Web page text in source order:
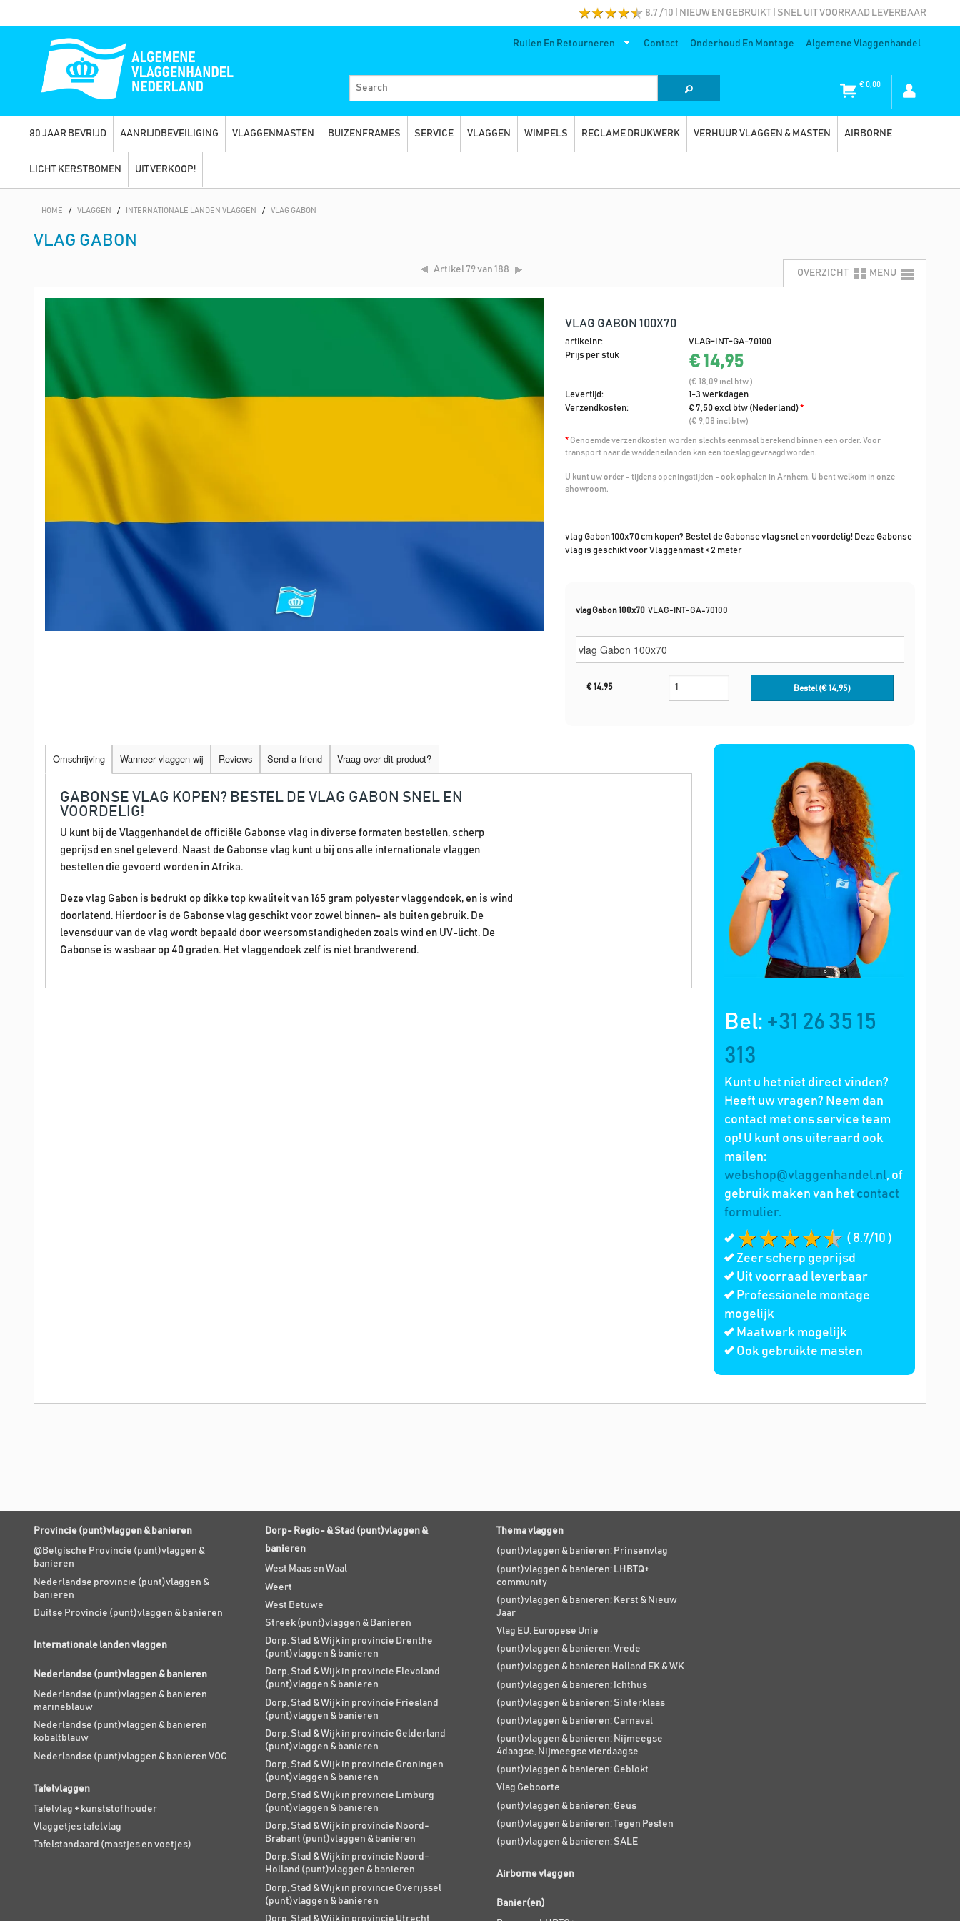
8.7 / 10 | NIEUW EN GEBRUIKT | SNEL UIT VOORRAAD LEVERBAAR
Ruilen En Retourneren Contact Onderhoud En Montage Algemene Vlaggenhandel
€0,00
80 JAAR BEVRIJD AANRIJDBEVEILIGING VLAGGENMASTEN BUIZENFRAMES SERVICE VLAGGEN WIMPELS RECLAME DRUKWERK VERHUUR VLAGGEN & MASTEN AIRBORNE
LICHT KERSTBOMEN UITVERKOOP!
HOME / VLAGGEN / INTERNATIONALE LANDEN VLAGGEN / VLAG GABON
VLAG GABON
Artikel79 van 188 OVERZICHT MENU
VLAG GABON 100X70
artikelnr:
VLAG-INT-GA-70100
Prijs per stuk
€ 14,95
(€ 18,09 incl btw )
Levertijd:
1-3 werkdagen
Verzendkosten:
€ 7,50 excl btw (Nederland)*
(€ 9,08 incl btw)
* Genoemde verzendkosten worden slechts eenmaal berekend binnen een order. Voor
transport naar de waddeneilanden kan een toeslag gevraagd worden.
U kunt uw order - tijdens openingstijden - ook ophalen in Arnhem. U bent welkom in onze
showroom.
vlag Gabon 100x70 cm kopen? Bestel de Gabonse vlag snel en voordelig! Deze Gabonse
vlag is geschikt voor Vlaggenmast < 2 meter
vlag Gabon 100x70 VLAG-INT-GA-70100
€14,95 Bestel (€14,95)
Bel: +31 26 35 15
313
Kunt u het niet direct vinden?
Heeft uw vragen? Neem dan
contact met ons service team
op! U kunt ons uiteraard ook
mailen:
webshop@vlaggenhandel.nl, of
gebruik maken van het contact
formulier.
( 8.7/10 )
Zeer scherp geprijsd
Uit voorraad leverbaar
Professionele montage
mogelijk
Maatwerk mogelijk
Ook gebruikte masten
Omschrijving Wanneer vlaggen wij Reviews Send a friend Vraag over dit product?
GABONSE VLAG KOPEN? BESTEL DE VLAG GABON SNEL EN
VOORDELIG!
U kunt bij de Vlaggenhandel de officiële Gabonse vlag in diverse formaten bestellen, scherp
geprijsd en snel geleverd. Naast de Gabonse vlag kunt u bij ons alle internationale vlaggen
bestellen die gevoerd worden in Afrika.
Deze vlag Gabon is bedrukt op dikke top kwaliteit van 165 gram polyester vlaggendoek, en is wind
doorlatend. Hierdoor is de Gabonse vlag geschikt voor zowel binnen- als buiten gebruik. De
levensduur van de vlag wordt bepaald door weersomstandigheden zoals wind en UV-licht. De
Gabonse is wasbaar op 40 graden. Het vlaggendoek zelf is niet brandwerend.
Provincie (punt)vlaggen & banieren
@Belgische Provincie (punt)vlaggen &
banieren
Nederlandse provincie (punt)vlaggen &
banieren
Duitse Provincie (punt)vlaggen & banieren
Internationale landen vlaggen
Nederlandse (punt)vlaggen & banieren
Nederlandse (punt)vlaggen & banieren
marineblauw
Nederlandse (punt)vlaggen & banieren
kobaltblauw
Nederlandse (punt)vlaggen & banieren VOC
Tafelvlaggen
Tafelvlag + kunststof houder
Vlaggetjes tafelvlag
Tafelstandaard (mastjes en voetjes)
Dorp- Regio- & Stad (punt)vlaggen &
banieren
West Maas en Waal
Weert
West Betuwe
Streek (punt)vlaggen & Banieren
Dorp, Stad & Wijk in provincie Drenthe
(punt)vlaggen & banieren
Dorp, Stad & Wijk in provincie Flevoland
(punt)vlaggen & banieren
Dorp, Stad & Wijk in provincie Friesland
(punt)vlaggen & banieren
Dorp, Stad & Wijk in provincie Gelderland
(punt)vlaggen & banieren
Dorp, Stad & Wijk in provincie Groningen
(punt)vlaggen & banieren
Dorp, Stad & Wijk in provincie Limburg
(punt)vlaggen & banieren
Dorp, Stad & Wijk in provincie Noord-
Brabant (punt)vlaggen & banieren
Dorp, Stad & Wijk in provincie Noord-
Holland (punt)vlaggen & banieren
Dorp, Stad & Wijk in provincie Overijssel
(punt)vlaggen & banieren
Dorp, Stad & Wijk in provincie Utrecht
Thema vlaggen
(punt)vlaggen & banieren; Prinsenvlag
(punt)vlaggen & banieren; LHBTQ+
community
(punt)vlaggen & banieren; Kerst & Nieuw
Jaar
Vlag EU, Europese Unie
(punt)vlaggen & banieren; Vrede
(punt)vlaggen & banieren Holland EK & WK
(punt)vlaggen & banieren; Ichthus
(punt)vlaggen & banieren; Sinterklaas
(punt)vlaggen & banieren; Carnaval
(punt)vlaggen & banieren; Nijmeegse
4daagse, Nijmeegse vierdaagse
(punt)vlaggen & banieren; Geblokt
Vlag Geboorte
(punt)vlaggen & banieren; Geus
(punt)vlaggen & banieren; Tegen Pesten
(punt)vlaggen & banieren; SALE
Airborne vlaggen
Banier(en)